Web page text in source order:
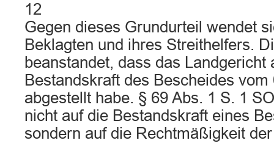
12
Gegen dieses Grundurteil wendet
Beklagten und ihres Streithelfers.
beanstandet, dass das Landgericht
Bestandskraft des Bescheides vom
abgestellt habe. § 69 Abs. 1 S. 1
nicht auf die Bestandskraft eines
sondern auf die Rechtmäßigkeit